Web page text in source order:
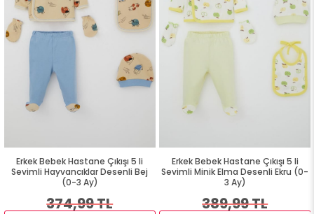
Erkek Bebek Hastane Çıkışı 5 li
Sevimli Hayvancıklar Desenli Bej
(0-3 Ay)
374,99 TL
Erkek Bebek Hastane Çıkışı 5 li
Sevimli Minik Elma Desenli Ekru (0-
3 Ay)
389,99 TL